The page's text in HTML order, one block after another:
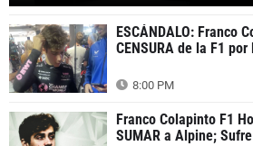
ESCÁNDALO: Franco
CENSURA de la F1
8:00 PM
Franco Colapinto F1
SUMAR a Alpine;